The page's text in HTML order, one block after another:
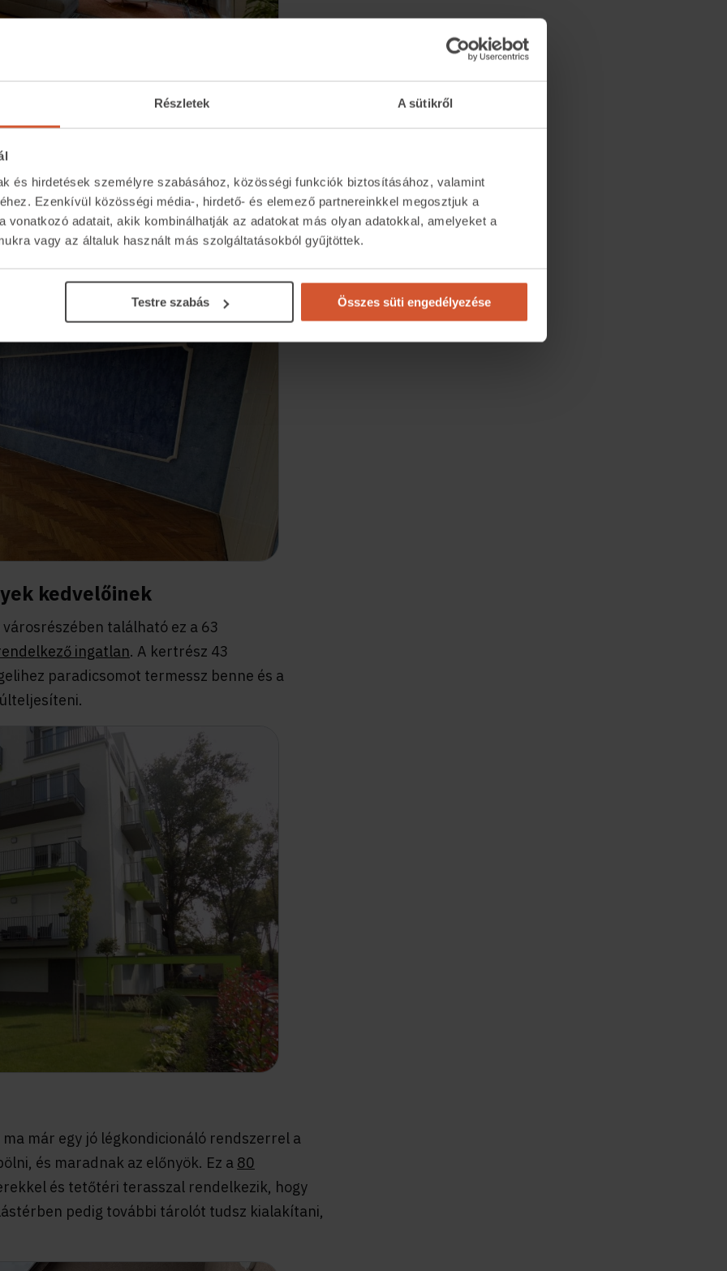
Részletek A sütikről
és hirdetések személyre szabásához, közösségi funkciók biztosításához, valamint
Ezenkívül közösségi média-, hirdető- és elemező partnereinkkel megosztjuk a
vonatkozó adatait, akik kombinálhatják az adatokat más olyan adatokkal, amelyeket a
vagy az általuk használt más szolgáltatásokból gyűjtöttek.
Testre szabás Összes süti engedélyezése
kreatív ötleteit, annak tökéletes
ingatlan. A lakás a belvárosban található,
a halszálka-parketta, ami egy DIY, vagy
mint új korában. Vágj bele!
kedvelőinek
található ez a 63
ingatlan. A kertrész 43
paradicsomot termessz benne és a
már egy jó légkondicionáló rendszerrel a
és maradnak az előnyök. Ez a 80
és tetőtéri terasszal rendelkezik, hogy
pedig további tárolót tudsz kialakítani,